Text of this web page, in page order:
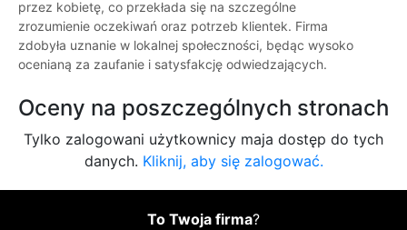
przez kobietę, co przekłada się na szczególne
zrozumienie oczekiwań oraz potrzeb klientek. Firma
zdobyła uznanie w lokalnej społeczności, będąc wysoko
ocenianą za zaufanie i satysfakcję odwiedzających.
Oceny na poszczególnych stronach
Tylko zalogowani użytkownicy maja dostęp do tych
danych. Kliknij, aby się zalogować.
To Twoja firma?